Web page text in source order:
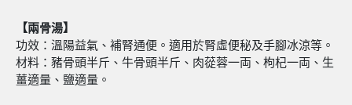
【兩骨湯】
功效：溫陽益氣、補腎通便。適用於腎虛便秘及手腳冰涼等。
材料：豬骨頭半斤、牛骨頭半斤、肉蓯蓉一両、枸杞一両、生
薑適量、鹽適量。